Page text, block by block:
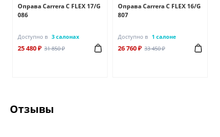
Оправа Carrera C FLEX 17/G
086
Доступно в 3 салонах
25 480 ₽ 31 850 ₽
Оправа Carrera C FLEX 16/G
807
Доступно в 1 салоне
26 760 ₽ 33 450 ₽
Отзывы